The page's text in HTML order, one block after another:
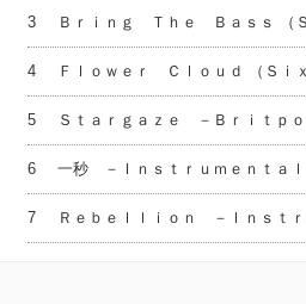
3 Ｂｒｉｎｇ Ｔｈｅ Ｂａｓｓ （Ｓ
4 Ｆｌｏｗｅｒ Ｃｌｏｕｄ （Ｓｉ
5 Ｓｔａｒｇａｚｅ －Ｂｒｉｔｐ
6 一秒 －Ｉｎｓｔｒｕｍｅｎｔａｌ
7 Ｒｅｂｅｌｌｉｏｎ －Ｉｎｓｔ